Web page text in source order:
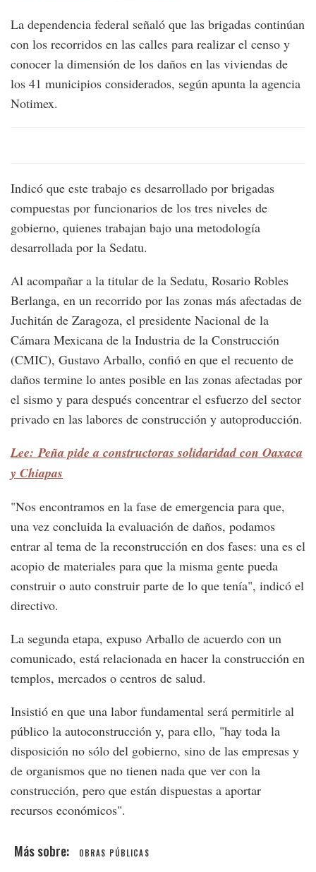
La dependencia federal señaló que las brigadas continúan
con los recorridos en las calles para realizar el censo y
conocer la dimensión de los daños en las viviendas de
los 41 municipios considerados, según apunta la agencia
Notimex.
Indicó que este trabajo es desarrollado por brigadas
compuestas por funcionarios de los tres niveles de
gobierno, quienes trabajan bajo una metodología
desarrollada por la Sedatu.
Al acompañar a la titular de la Sedatu, Rosario Robles
Berlanga, en un recorrido por las zonas más afectadas de
Juchitán de Zaragoza, el presidente Nacional de la
Cámara Mexicana de la Industria de la Construcción
(CMIC), Gustavo Arballo, confió en que el recuento de
daños termine lo antes posible en las zonas afectadas por
el sismo y para después concentrar el esfuerzo del sector
privado en las labores de construcción y autoproducción.
Lee: Peña pide a constructoras solidaridad con Oaxaca
y Chiapas
"Nos encontramos en la fase de emergencia para que,
una vez concluida la evaluación de daños, podamos
entrar al tema de la reconstrucción en dos fases: una es el
acopio de materiales para que la misma gente pueda
construir o auto construir parte de lo que tenía", indicó el
directivo.
La segunda etapa, expuso Arballo de acuerdo con un
comunicado, está relacionada en hacer la construcción en
templos, mercados o centros de salud.
Insistió en que una labor fundamental será permitirle al
público la autoconstrucción y, para ello, "hay toda la
disposición no sólo del gobierno, sino de las empresas y
de organismos que no tienen nada que ver con la
construcción, pero que están dispuestas a aportar
recursos económicos".
OBRAS PÚBLICAS